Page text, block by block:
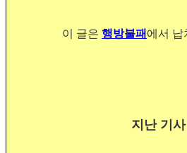
이 글은 행방불패 에서 납
지난 기사